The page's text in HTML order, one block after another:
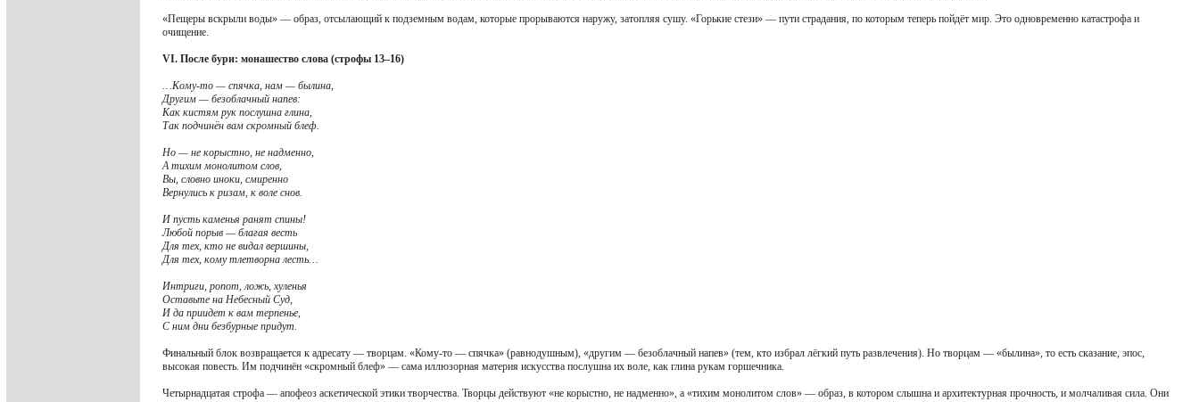
«Пещеры вскрыли воды» — образ, отсылающий к подземным водам, которые прорываются наружу, затопляя сушу. «Горькие стези» — пути страдания, по которым теперь пойдёт мир. Это одновременно катастрофа и
очищение.
VI. После бури: монашество слова (строфы 13–16)
…Кому-то — спячка, нам — былина,
Другим — безоблачный напев:
Как кистям рук послушна глина,
Так подчинён вам скромный блеф.
Но — не корыстно, не надменно,
А тихим монолитом слов,
Вы, словно иноки, смиренно
Вернулись к ризам, к воле снов.
И пусть каменья ранят спины!
Любой порыв — благая весть
Для тех, кто не видал вершины,
Для тех, кому тлетворна лесть…
Интриги, ропот, ложь, хуленья
Оставьте на Небесный Суд,
И да приидет к вам терпенье,
С ним дни безбурные придут.
Финальный блок возвращается к адресату — творцам. «Кому-то — спячка» (равнодушным), «другим — безоблачный напев» (тем, кто избрал лёгкий путь развлечения). Но творцам — «былина», то есть сказание, эпос,
высокая повесть. Им подчинён «скромный блеф» — сама иллюзорная материя искусства послушна их воле, как глина рукам горшечника.
Четырнадцатая строфа — апофеоз аскетической этики творчества. Творцы действуют «не корыстно, не надменно», а «тихим монолитом слов» — образ, в котором слышна и архитектурная прочность, и молчаливая сила. Они